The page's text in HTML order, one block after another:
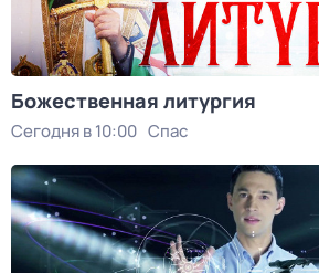
Божественная литургия
Сегодня в 10:00 Спас